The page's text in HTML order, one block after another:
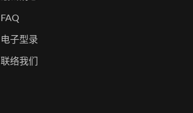
FAQ
电子型录
联络我们